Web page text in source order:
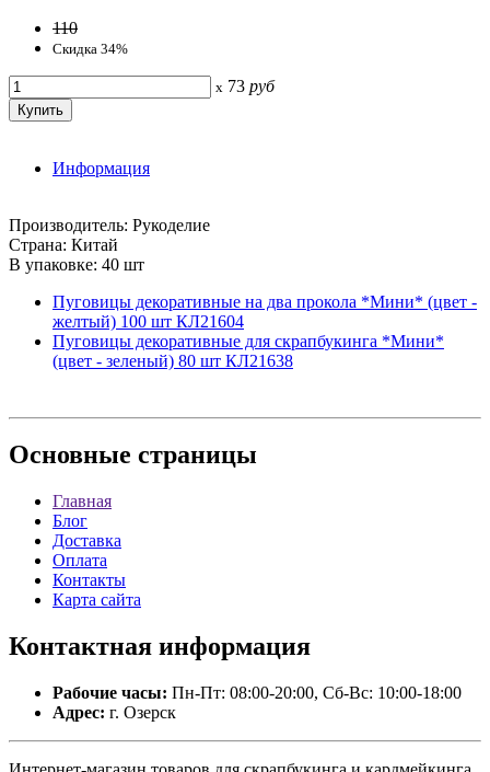
110
Скидка 34%
x 73 руб
Информация
Производитель: Рукоделие
Страна: Китай
В упаковке: 40 шт
Пуговицы декоративные на два прокола *Мини* (цвет -
желтый) 100 шт КЛ21604
Пуговицы декоративные для скрапбукинга *Мини*
(цвет - зеленый) 80 шт КЛ21638
Основные страницы
Главная
Блог
Доставка
Оплата
Контакты
Карта сайта
Контактная информация
Рабочие часы: Пн-Пт: 08:00-20:00, Сб-Вс: 10:00-18:00
Адрес: г. Озерск